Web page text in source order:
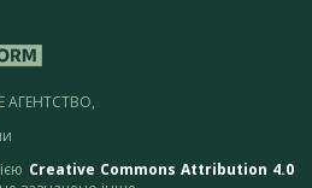
АГЕНТСТВО,
Creative Commons Attribution 4.0